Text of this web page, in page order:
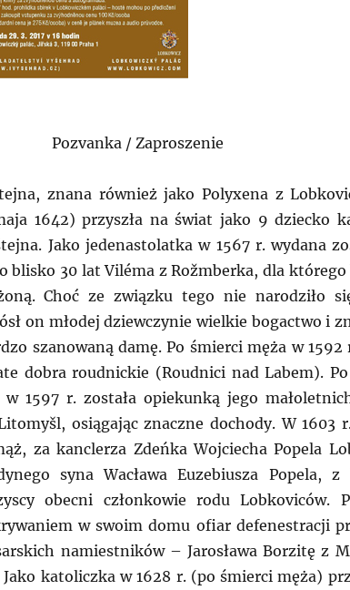
Pozvanka / Zaproszenie
znana również jako Polyxena z
1642) przyszła na świat jako 9 dziecko
Jako jedenastolatka w 1567 r. wydana
blisko 30 lat Viléma z Rožmberka, dla którego
Choć ze związku tego nie narodziło
on młodej dziewczynie wielkie bogactwo i
szanowaną damę. Po śmierci męża w 1592
dobra roudnickie (Roudnici nad Labem).
w 1597 r. została opiekunką jego
osiągając znaczne dochody. W 1603
za kanclerza Zdeńka Wojciecha Popela
syna Wacława Euzebiusza Popela, z
obecni członkowie rodu Lobkoviców.
w swoim domu ofiar defenestracji
namiestników – Jarosława Borzitę z
katoliczka w 1628 r. (po śmierci męża)